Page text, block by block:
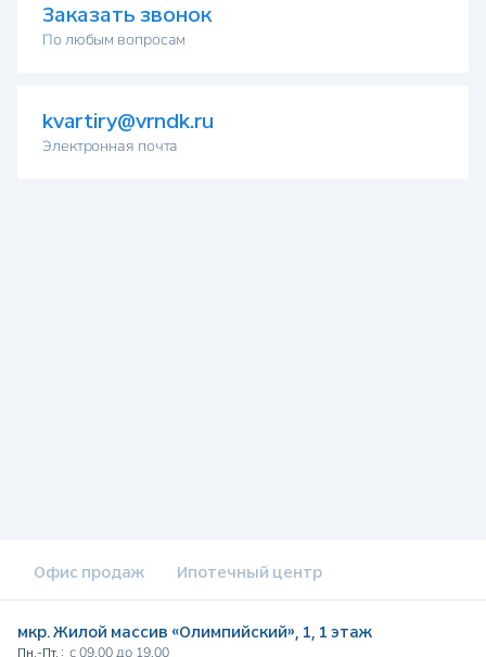
Заказать звонок
По любым вопросам
kvartiry@vrndk.ru
Электронная почта
Офис продаж Ипотечный центр
мкр. Жилой массив «Олимпийский», 1, 1 этаж
Пн.-Пт. : с 09.00 до 19.00